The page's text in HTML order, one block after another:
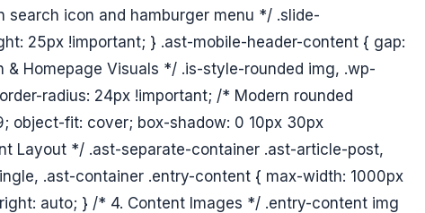
icon and hamburger menu */ .slide-
25px !important; } .ast-mobile-header-content { gap:
Homepage Visuals */ .is-style-rounded img, .wp-
radius: 24px !important; /* Modern rounded
object-fit: cover; box-shadow: 0 10px 30px
Layout */ .ast-separate-container .ast-article-post,
.ast-container .entry-content { max-width: 1000px
auto; } /* 4. Content Images */ .entry-content img